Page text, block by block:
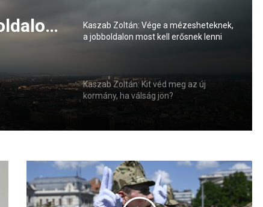
az
Kaszab Zoltán: Vége a mézesheteknek,
a jobboldalon most kell erősnek lenni
Kaszab Zoltán: Kit véd meg az új
kormány, ha válság jön?
z
l